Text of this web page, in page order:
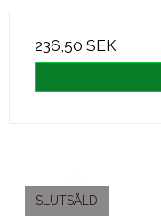
236,50 SEK
SLUTSÅLD